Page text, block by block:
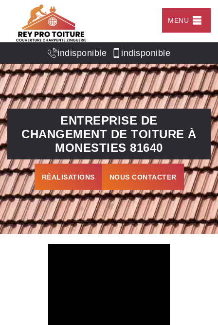
MENU
indisponible indisponible
ENTREPRISE DE
CHANGEMENT DE TOITURE À
MONESTIES 81640
RÉALISATIONS NOUS CONTACTER